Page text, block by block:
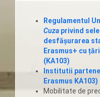
Regulamentul
Cuza privind
desfășurarea
Erasmus+ cu
(KA103)
Institutii
Erasmus KA103)
Mobilitate de